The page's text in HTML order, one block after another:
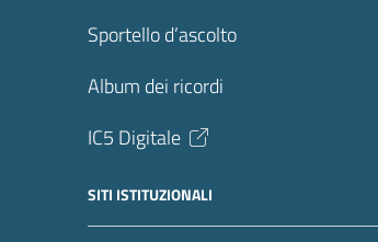
Sportello d’ascolto
Album dei ricordi
IC5 Digitale
SITI ISTITUZIONALI